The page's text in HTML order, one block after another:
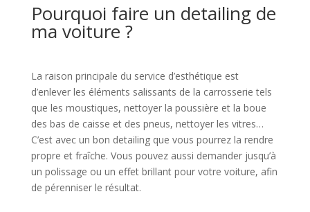
Pourquoi faire un detailing de
ma voiture ?
La raison principale du service d’esthétique est
d’enlever les éléments salissants de la carrosserie tels
que les moustiques, nettoyer la poussière et la boue
des bas de caisse et des pneus, nettoyer les vitres…
C’est avec un bon detailing que vous pourrez la rendre
propre et fraîche. Vous pouvez aussi demander jusqu’à
un polissage ou un effet brillant pour votre voiture, afin
de pérenniser le résultat.